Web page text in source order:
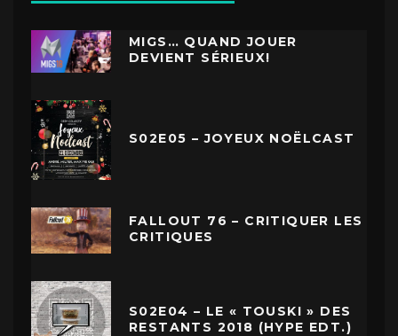
MIGS… QUAND JOUER
DEVIENT SÉRIEUX!
S02E05 – JOYEUX NOËLCAST
FALLOUT 76 – CRITIQUER LES
CRITIQUES
S02E04 – LE « TOUSKI » DES
RESTANTS 2018 (HYPE EDT.)